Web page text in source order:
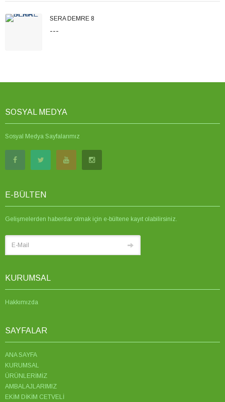
SERA DEMRE 8
---
SOSYAL MEDYA
Sosyal Medya Sayfalarımız
E-BÜLTEN
Gelişmelerden haberdar olmak için e-bültene kayıt olabilirsiniz.
KURUMSAL
Hakkımızda
SAYFALAR
ANA SAYFA
KURUMSAL
ÜRÜNLERİMİZ
AMBALAJLARIMIZ
EKİM DİKİM CETVELİ